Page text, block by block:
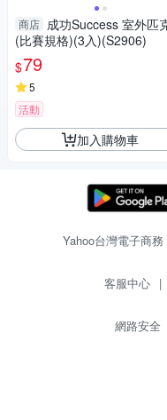
商店 成功Success 室外匹
(比賽規格)(3入)(S2906)
$79
5
活動
加入購物車
Yahoo台灣電子商
客服中心 |
網路安全